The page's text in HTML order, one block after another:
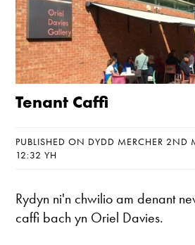
Tenant Caffi
PUBLISHED ON DYDD MERCHER 2ND
12:32 YH
Rydyn ni'n chwilio am denant
caffi bach yn Oriel Davies.